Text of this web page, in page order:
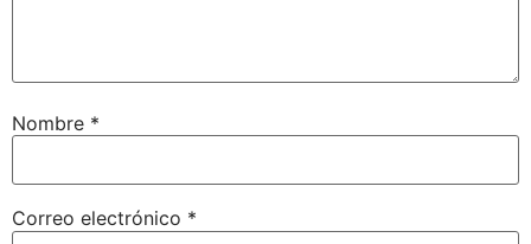
Nombre *
Correo electrónico *